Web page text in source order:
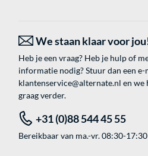
We staan klaar voor
Heb je een vraag? Heb je hulp of
informatie nodig? Stuur dan een e-
klantenservice@alternate.nl en we
graag verder.
+31 (0)88 544 45 55
Bereikbaar van ma.-vr. 08:30-